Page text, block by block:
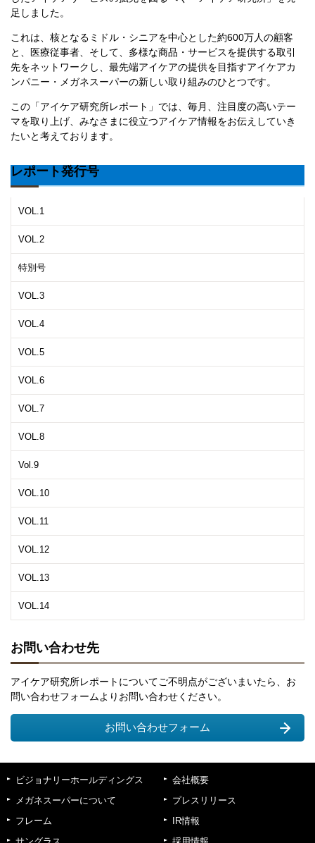
足しました。
これは、核となるミドル・シニアを中心とした約600万人の顧客
と、医療従事者、そして、多様な商品・サービスを提供する取引
先をネットワークし、最先端アイケアの提供を目指すアイケアカ
ンパニー・メガネスーパーの新しい取り組みのひとつです。
この「アイケア研究所レポート」では、毎月、注目度の高いテー
マを取り上げ、みなさまに役立つアイケア情報をお伝えしていき
たいと考えております。
レポート発行号
VOL.1
VOL.2
特別号
VOL.3
VOL.4
VOL.5
VOL.6
VOL.7
VOL.8
Vol.9
VOL.10
VOL.11
VOL.12
VOL.13
VOL.14
お問い合わせ先
アイケア研究所レポートについてご不明点がございまいたら、お
問い合わせフォームよりお問い合わせください。
お問い合わせフォーム
ビジョナリーホールディングス
メガネスーパーについて
フレーム
会社概要
プレスリリース
IR情報